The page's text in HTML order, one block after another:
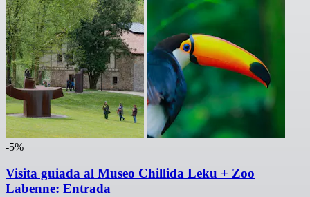
-5%
Visita guiada al Museo Chillida Leku + Zoo
Labenne: Entrada